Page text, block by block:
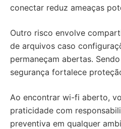
conectar reduz ameaças
Outro risco envolve
de arquivos caso
permaneçam abertas.
segurança fortalece
Ao encontrar wi-fi aberto,
praticidade com
preventiva em qualquer